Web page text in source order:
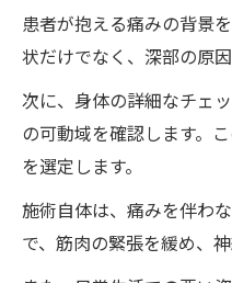
坐骨神経痛に悩む方
で心地よい改善
坐骨神経痛改善
整体の重要性
心地よい改善を
ワイルドボディ
ワイルドボディ
患者が抱える痛みの背景
状だけでなく、深部の原
次に、身体の詳細なチェ
の可動域を確認します。
を選定します。
施術自体は、痛みを伴わ
で、筋肉の緊張を緩め、